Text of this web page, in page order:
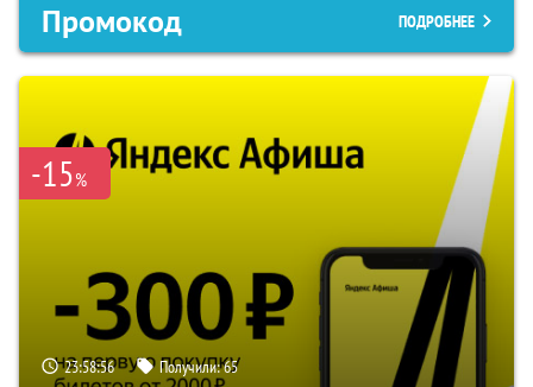
Промокод ПОДРОБНЕЕ
-15%
23:58:56 Получили:65